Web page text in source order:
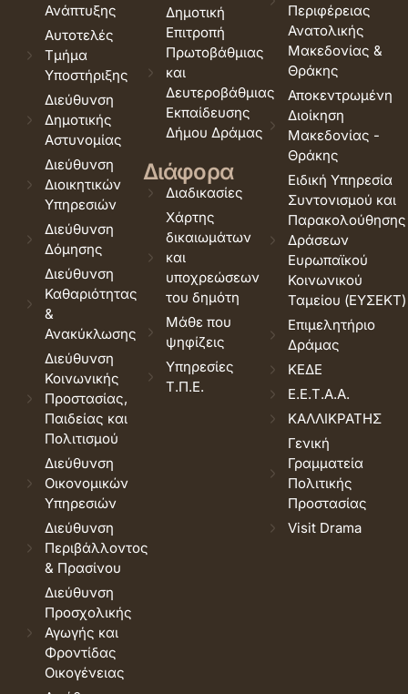
Ανάπτυξης
Αυτοτελές
Τμήμα
Υποστήριξης
Διεύθυνση
Δημοτικής
Αστυνομίας
Διεύθυνση
Διοικητικών
Υπηρεσιών
Διεύθυνση
Δόμησης
Διεύθυνση
Καθαριότητας
&
Ανακύκλωσης
Διεύθυνση
Κοινωνικής
Προστασίας,
Παιδείας και
Πολιτισμού
Διεύθυνση
Οικονομικών
Υπηρεσιών
Διεύθυνση
Περιβάλλοντος
& Πρασίνου
Διεύθυνση
Προσχολικής
Αγωγής και
Φροντίδας
Οικογένειας
Δημοτική
Επιτροπή
Πρωτοβάθμιας
και
Δευτεροβάθμιας
Εκπαίδευσης
Δήμου Δράμας
Διάφορα
Διαδικασίες
Χάρτης
δικαιωμάτων
και
υποχρεώσεων
του δημότη
Μάθε που
ψηφίζεις
Υπηρεσίες
Τ.Π.Ε.
Περιφέρειας
Ανατολικής
Μακεδονίας &
Θράκης
Αποκεντρωμένη
Διοίκηση
Μακεδονίας -
Θράκης
Ειδική Υπηρεσία
Συντονισμού και
Παρακολούθησης
Δράσεων
Ευρωπαϊκού
Κοινωνικού
Ταμείου (ΕΥΣΕΚΤ)
Επιμελητήριο
Δράμας
ΚΕΔΕ
Ε.Ε.Τ.Α.Α.
ΚΑΛΛΙΚΡΑΤΗΣ
Γενική
Γραμματεία
Πολιτικής
Προστασίας
Visit Drama